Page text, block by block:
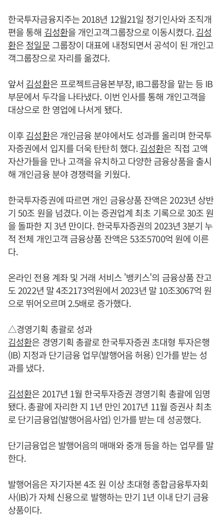
한국투자금융지주는 2018년 12월21일 정기인사와 조직개
편을 통해 김성환을 개인고객그룹장으로 이동시켰다.김성
환은정일문그룹장이 대표에 내정되면서 공석이 된 개인고
객그룹장으로 자리를 옮겼다.
앞서 김성환은 프로젝트금융본부장, IB그룹장을 맡는 등 IB
부문에서 두각을 나타냈다. 이번 인사를 통해 개인고객을
대상으로 한 영업에 나서게 됐다.
이후김성환은 개인금융 분야에서도 성과를 올리며 한국투
자증권에서 입지를 더욱 탄탄히 했다.김성환은 직접 고액
자산가들을 만나 고객을 유치하고 다양한 금융상품을 출시
해 개인금융 분야 경쟁력을 키웠다.
한국투자증권에 따르면 개인 금융상품 잔액은 2023년 상반
기 50조 원을 넘겼다. 이는 증권업계 최초 기록으로 30조 원
을 돌파한 지 3년 만이다. 한국투자증권의 2023년 3분기 누
적 전체 개인고객 금융상품 잔액은 53조5700억 원에 이른
다.
온라인 전용 계좌 및 거래 서비스 '뱅키스'의 금융상품 잔고
도 2022년 말 4조2173억원에서 2023년 말 10조3067억 원
으로 뛰어오르며 2.5배로 증가했다.
△경영기획 총괄로 성과
김성환은 경영기획 총괄로 한국투자증권 초대형 투자은행
(IB) 지정과 단기금융 업무(발행어음 허용) 인가를 받는 성
과를 냈다.
김성환은 2017년 1월 한국투자증권 경영기획 총괄에 임명
됐다. 총괄에 자리한 지 1년 만인 2017년 11월 증권사 최초
로 단기금융업(발행어음사업) 인가를 받는 데 성공했다.
단기금융업은 발행어음의 매매와 중개 등을 하는 업무를 말
한다.
발행어음은 자기자본 4조 원 이상 초대형 종합금융투자회
사(IB)가 자체 신용으로 발행하는 만기 1년 이내 단기 금융
상품이다.